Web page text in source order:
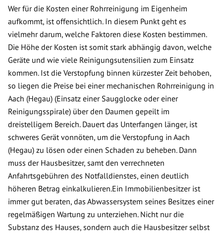
Wer für die Kosten einer Rohrreinigung im Eigenheim
aufkommt, ist offensichtlich. In diesem Punkt geht es
vielmehr darum, welche Faktoren diese Kosten bestimmen.
Die Höhe der Kosten ist somit stark abhängig davon, welche
Geräte und wie viele Reinigungsutensilien zum Einsatz
kommen. Ist die Verstopfung binnen kürzester Zeit behoben,
so liegen die Preise bei einer mechanischen Rohrreinigung in
Aach (Hegau) (Einsatz einer Saugglocke oder einer
Reinigungsspirale) über den Daumen gepeilt im
dreistelligem Bereich. Dauert das Unterfangen länger, ist
schweres Gerät vonnöten, um die Verstopfung in Aach
(Hegau) zu lösen oder einen Schaden zu beheben. Dann
muss der Hausbesitzer, samt den verrechneten
Anfahrtsgebühren des Notfalldienstes, einen deutlich
höheren Betrag einkalkulieren.Ein Immobilienbesitzer ist
immer gut beraten, das Abwassersystem seines Besitzes einer
regelmäßigen Wartung zu unterziehen. Nicht nur die
Substanz des Hauses, sondern auch die Hausbesitzer selbst